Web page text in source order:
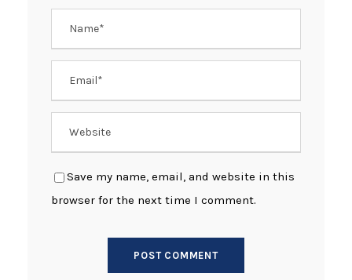
Save my name, email, and website in this
browser for the next time I comment.